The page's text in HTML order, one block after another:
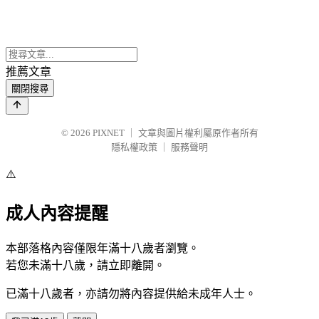
推薦文章
關閉搜尋
© 2026 PIXNET
文章與圖片權利屬原作者所有
隱私權政策
服務聲明
⚠️
成人內容提醒
本部落格內容僅限年滿十八歲者瀏覽。
若您未滿十八歲，請立即離開。
已滿十八歲者，亦請勿將內容提供給未成年人士。